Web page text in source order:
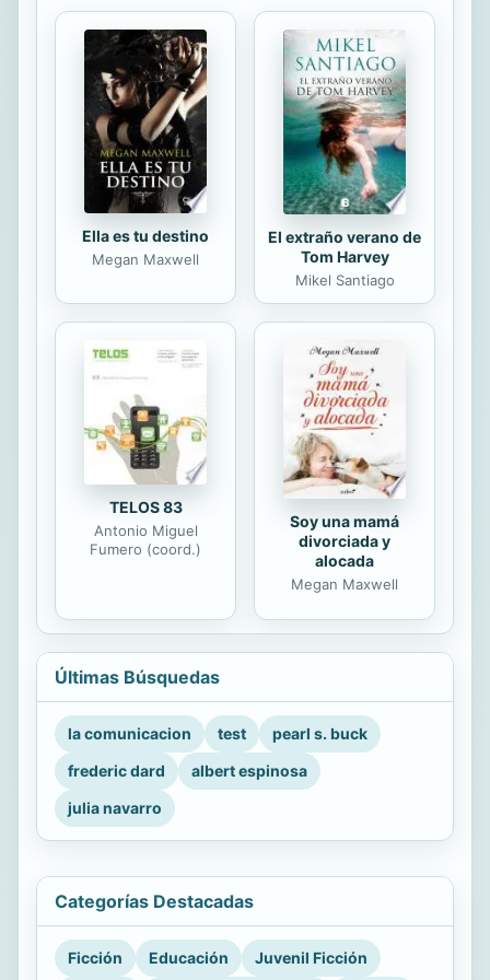
comprensión del cambio climático o
el desembarco de nuevas pandemias
en pleno siglo XXI. Durante la
Prehistoria vivimos mimetizados con
la fauna y flora salvajes hasta que
llegó la Revolución Industrial y la...
Ella es tu destino
Megan Maxwell
El extraño verano de
Tom Harvey
Mikel Santiago
TELOS 83
Antonio Miguel
Fumero (coord.)
Soy una mamá
divorciada y
alocada
Megan Maxwell
Últimas Búsquedas
la comunicacion test
pearl s. buck
frederic dard
albert espinosa
julia navarro
Categorías Destacadas
Ficción Educación Juvenil Ficción